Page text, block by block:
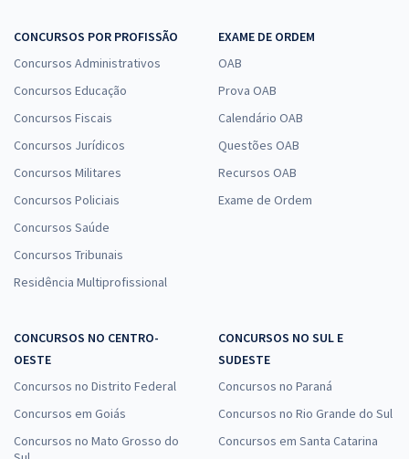
CONCURSOS POR PROFISSÃO
Concursos Administrativos
Concursos Educação
Concursos Fiscais
Concursos Jurídicos
Concursos Militares
Concursos Policiais
Concursos Saúde
Concursos Tribunais
Residência Multiprofissional
EXAME DE ORDEM
OAB
Prova OAB
Calendário OAB
Questões OAB
Recursos OAB
Exame de Ordem
CONCURSOS NO CENTRO-
OESTE
Concursos no Distrito Federal
Concursos em Goiás
Concursos no Mato Grosso do
CONCURSOS NO SUL E
SUDESTE
Concursos no Paraná
Concursos no Rio Grande do Sul
Concursos em Santa Catarina